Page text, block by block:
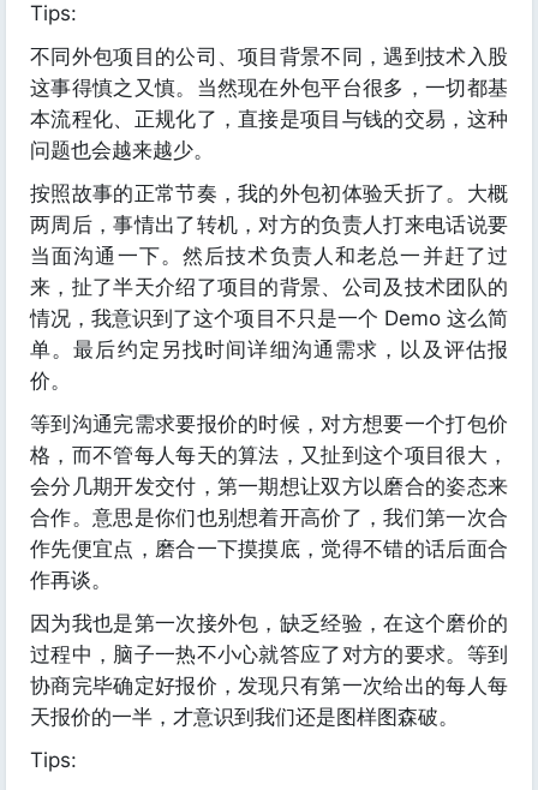
Tips:
不同外包项目的公司、项目背景不同，遇到技术入股
这事得慎之又慎。当然现在外包平台很多，一切都基
本流程化、正规化了，直接是项目与钱的交易，这种
问题也会越来越少。
按照故事的正常节奏，我的外包初体验夭折了。大概
两周后，事情出了转机，对方的负责人打来电话说要
当面沟通一下。然后技术负责人和老总一并赶了过
来，扯了半天介绍了项目的背景、公司及技术团队的
情况，我意识到了这个项目不只是一个 Demo 这么简
单。最后约定另找时间详细沟通需求，以及评估报
价。
等到沟通完需求要报价的时候，对方想要一个打包价
格，而不管每人每天的算法，又扯到这个项目很大，
会分几期开发交付，第一期想让双方以磨合的姿态来
合作。意思是你们也别想着开高价了，我们第一次合
作先便宜点，磨合一下摸摸底，觉得不错的话后面合
作再谈。
因为我也是第一次接外包，缺乏经验，在这个磨价的
过程中，脑子一热不小心就答应了对方的要求。等到
协商完毕确定好报价，发现只有第一次给出的每人每
天报价的一半，才意识到我们还是图样图森破。
Tips: